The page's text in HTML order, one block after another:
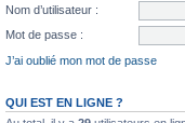
Nom d’utilisateur :
Mot de passe :
J’ai oublié mon mot de passe
QUI EST EN LIGNE ?